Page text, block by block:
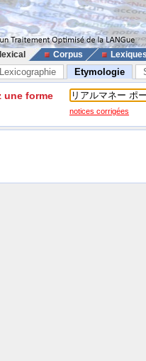
Corpus
Lexicographie Etymologie
une forme
notices corrigées